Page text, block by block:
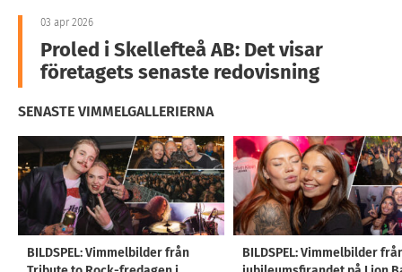
03 apr 2026
Proled i Skellefteå AB: Det visar
företagets senaste redovisning
SENASTE VIMMELGALLERIERNA
BILDSPEL: Vimmelbilder från
BILDSPEL: Vimmelbilder